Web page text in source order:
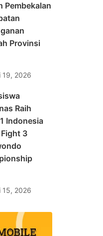
Pembekalan
Provinsi
19, 2026
Raih
Indonesia
3
15, 2026